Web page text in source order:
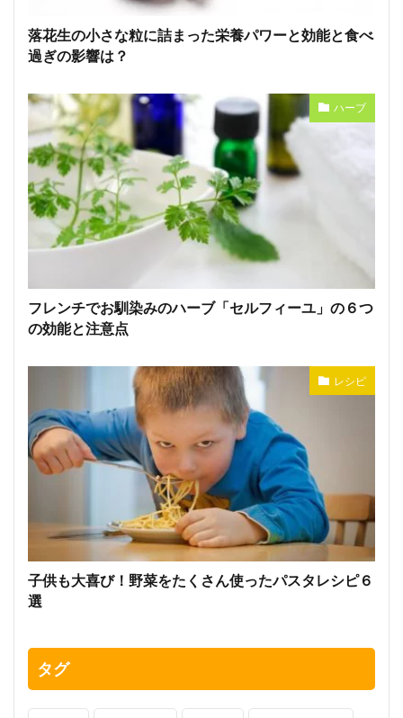
落花生の小さな粒に詰まった栄養パワーと効能と食べ
過ぎの影響は？
ハーブ
フレンチでお馴染みのハーブ「セルフィーユ」の６つ
の効能と注意点
レシピ
子供も大喜び！野菜をたくさん使ったパスタレシピ６
選
タグ